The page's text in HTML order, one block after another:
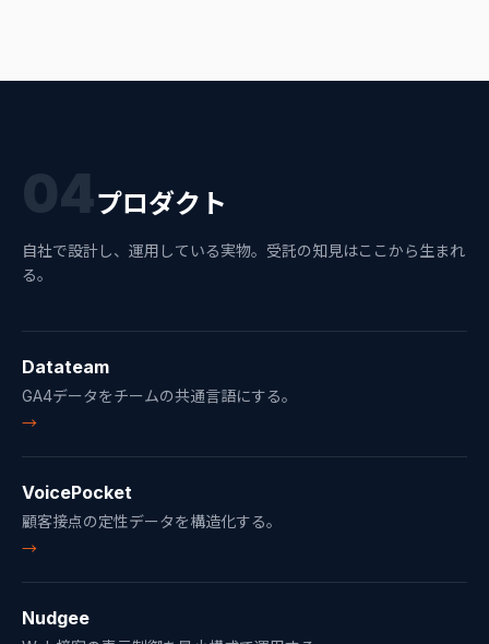
04プロダクト
自社で設計し、運用している実物。受託の知見はここから生まれ
る。
Datateam
GA4データをチームの共通言語にする。
→
VoicePocket
顧客接点の定性データを構造化する。
→
Nudgee